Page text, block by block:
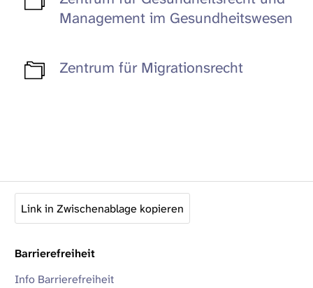
Management im Gesundheitswesen
Zentrum für Migrationsrecht
Link in Zwischenablage kopieren
Barrierefreiheit
Info Barrierefreiheit